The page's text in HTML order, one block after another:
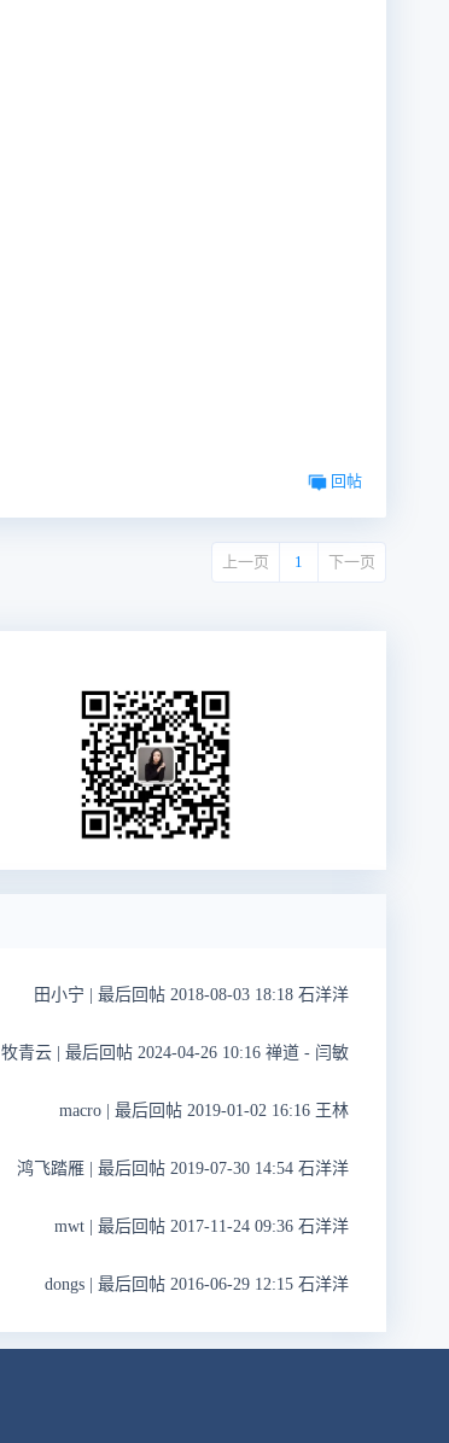
回帖
上一页 1 下一页
田小宁 | 最后回帖 2018-08-03 18:18 石洋洋
牧青云 | 最后回帖 2024-04-26 10:16 禅道 - 闫敏
macro | 最后回帖 2019-01-02 16:16 王林
鸿飞踏雁 | 最后回帖 2019-07-30 14:54 石洋洋
mwt | 最后回帖 2017-11-24 09:36 石洋洋
dongs | 最后回帖 2016-06-29 12:15 石洋洋